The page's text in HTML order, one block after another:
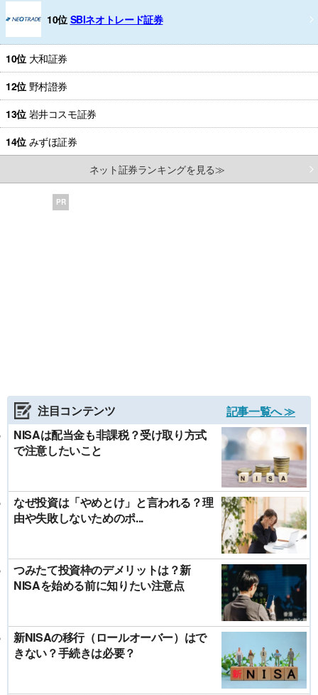
10位 SBIネオトレード証券
10位 大和証券
12位 野村證券
13位 岩井コスモ証券
14位 みずほ証券
ネット証券ランキングを見る≫
PR
注目コンテンツ
記事一覧へ ≫
NISAは配当金も非課税？受け取り方式
で注意したいこと
なぜ投資は「やめとけ」と言われる？理
由や失敗しないためのポ...
つみたて投資枠のデメリットは？新
NISAを始める前に知りたい注意点
新NISAの移行（ロールオーバー）はで
きない？手続きは必要？